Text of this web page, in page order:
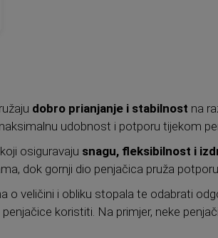
dobro prianjanje i stabilnost na
udobnost i potporu tijekom
osiguravaju snagu, fleksibilnost i
dok gornji dio penjačica pruža
o veličini i obliku stopala te odabrati
koristiti. Na primjer, neke